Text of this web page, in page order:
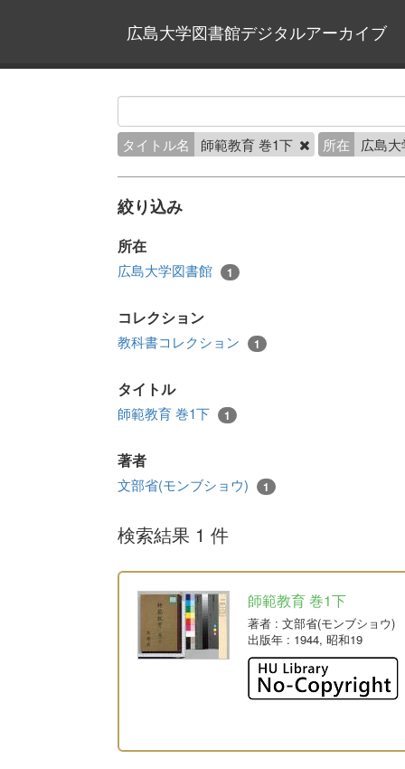
広島大学図書館デジタルアーカイブ
タイトル名 師範教育 巻1下 所在 広島
絞り込み
所在
広島大学図書館 1
コレクション
教科書コレクション 1
タイトル
師範教育 巻1下 1
著者
文部省(モンブショウ) 1
検索結果 1 件
師範教育 巻1下
著者 : 文部省(モンブショウ)
出版年 : 1944, 昭和19